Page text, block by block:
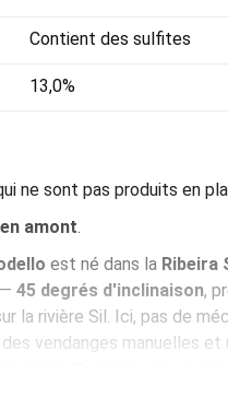
Contient des sulfites
13,0%
ne sont pas produits en
amont.
est né dans la Ribeira
45 degrés d'inclinaison,
la rivière Sil. Ici, pas de
vendanges manuelles